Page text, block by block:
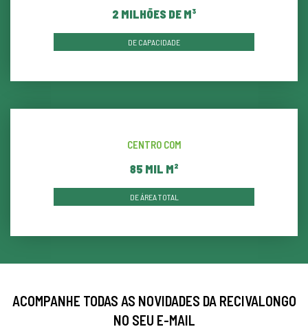
2 MILHÕES DE M³
DE CAPACIDADE
CENTRO COM
87 MIL M²
DE ÁREA TOTAL
ACOMPANHE TODAS AS NOVIDADES DA RECIVALONGO
NO SEU E-MAIL